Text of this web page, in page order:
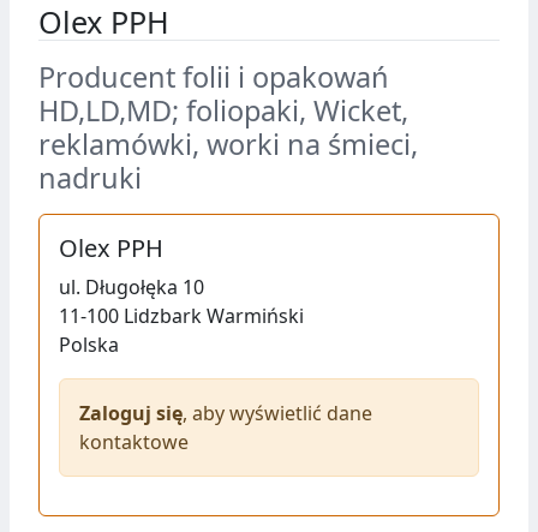
Olex PPH
Producent folii i opakowań
HD,LD,MD; foliopaki, Wicket,
reklamówki, worki na śmieci,
nadruki
Olex PPH
ul. Długołęka 10
11-100 Lidzbark Warmiński
Polska
Zaloguj się, aby wyświetlić dane
kontaktowe